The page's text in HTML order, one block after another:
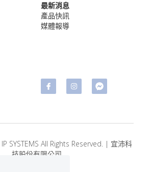
最新消息
產品快訊
媒體報導
SYSTEMS All Rights Reserved. | 宜沛科
技股份有限公司